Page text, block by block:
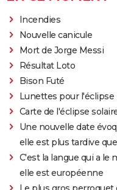
Incendies
Nouvelle canicule
Mort de Jorge Messi
Résultat Loto
Bison Futé
Lunettes pour l'éclipse
Carte de l'éclipse
Une nouvelle date
elle est plus tardive
C'est la langue qui a le
elle est européenne